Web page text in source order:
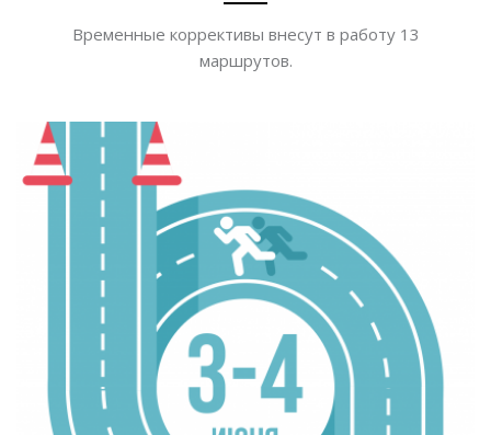
Временные коррективы внесут в работу 13
маршрутов.